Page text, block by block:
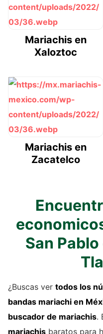
Mariachis en
Xaloztoc
Mariachis en
Zacatelco
San
¿Buscas ver todos los
bandas mariachi en
buscador de mariachis.
mariachis baratos para